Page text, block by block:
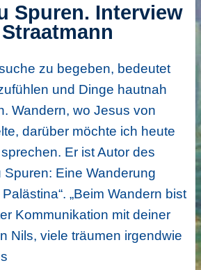
Spuren. Interview
zu begeben, bedeutet
und Dinge hautnah
Wandern, wo Jesus von
darüber möchte ich heute
Er ist Autor des
Spuren: Eine Wanderung
„Beim Wandern bist
Kommunikation mit deiner
Nils, viele träumen irgendwie